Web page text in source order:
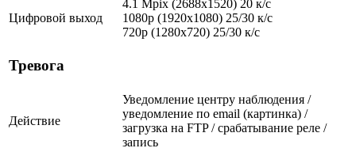
Цифровой выход
4.1 Mpix (2688x1520) 20 к/с
1080p (1920x1080) 25/30 к/с
720p (1280х720) 25/30 к/с
Тревога
Действие
Уведомление центру наблюдения /
уведомление по email (картинка) /
загрузка на FTP / срабатывание реле /
запись